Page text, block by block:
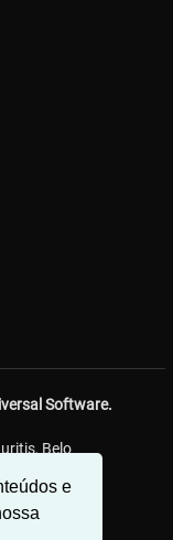
e
Software.
Belo